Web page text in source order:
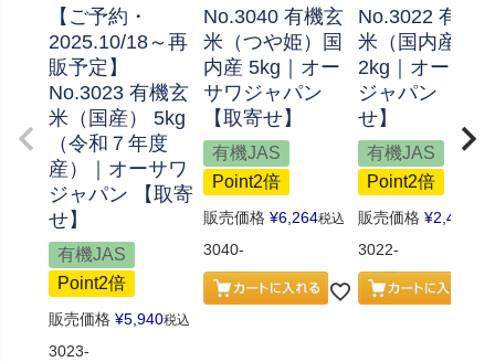
【ご予約・
2025.10/18～再
販予定】
No.3023 有機玄
米（国産） 5kg
（令和７年度
産）｜オーサワ
ジャパン 【取寄
せ】
有機JAS
Point2倍
販売価格 ¥5,940税込
3023-
No.3040 有機玄
米（つや姫）国
内産 5kg｜オー
サワジャパン
【取寄せ】
有機JAS
Point2倍
販売価格 ¥6,264税込
3040-
No.3022 有機
米（国内産）
2kg｜オーサワ
ジャパン 【取
せ】
有機JAS
Point2倍
販売価格 ¥2,484
3022-